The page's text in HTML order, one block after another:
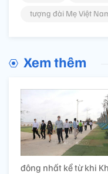
tượng đài Mẹ Việt
Xem thêm
đông nhất kể từ khi